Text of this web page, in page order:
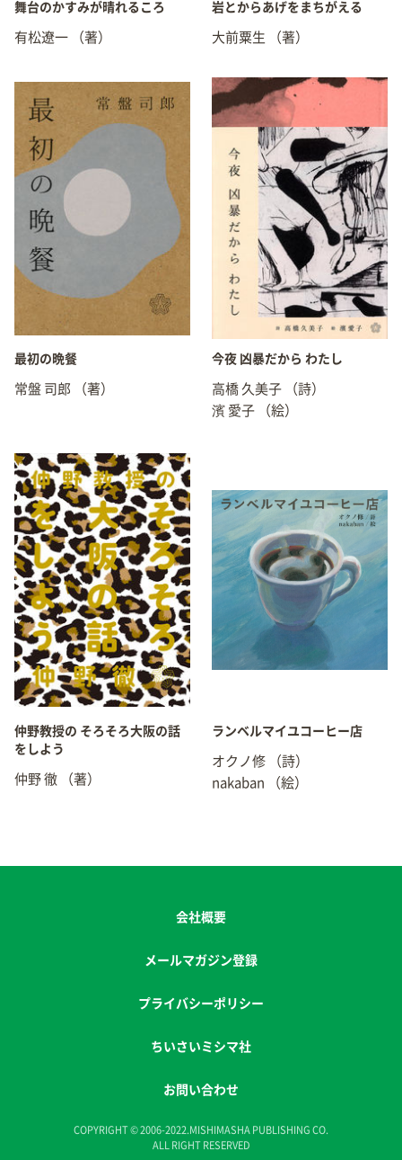
舞台のかすみが晴れるころ
有松遼一 （著）
岩とからあげをまちがえる
大前粟生 （著）
最初の晩餐
常盤 司郎 （著）
今夜 凶暴だから わたし
高橋 久美子
（詩）
濱 愛子
（絵）
仲野教授の そろそろ大阪の話
をしよう
仲野 徹 （著）
ランベルマイユコーヒー店
オクノ修
（詩）
nakaban
（絵）
会社概要
メールマガジン登録
プライバシーポリシー
ちいさいミシマ社
お問い合わせ
COPYRIGHT © 2006-2022.MISHIMASHA PUBLISHING CO.
ALL RIGHT RESERVED